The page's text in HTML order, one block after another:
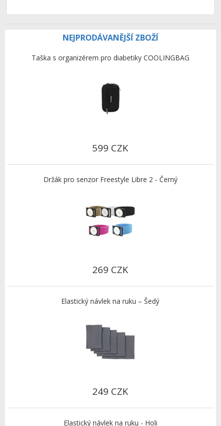
NEJPRODÁVANĚJŠÍ ZBOŽÍ
Taška s organizérem pro diabetiky COOLINGBAG
599 CZK
Držák pro senzor Freestyle Libre 2 - Černý
269 CZK
Elastický návlek na ruku – Šedý
249 CZK
Elastický návlek na ruku - Holi